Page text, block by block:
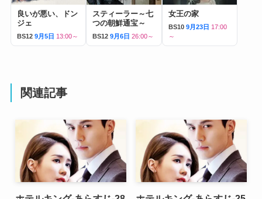
良いが悪い、ドン
ジェ
BS12 9月5日 13:00～
スティーラー～七
つの朝鮮通宝～
BS12 9月6日 26:00～
女王の家
BS10 9月23日 17:00
～
関連記事